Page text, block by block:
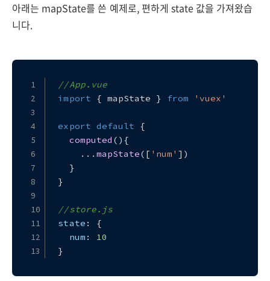
아래는 mapState를 쓴 예제로, 편하게 state 값을 가져왔습
니다.
//App.vue
import { mapState } from 'vuex'
export default {
computed ( ){
    ...
mapState([ 'num' ])
  }
}
//store.js
state : {
num : 10
}